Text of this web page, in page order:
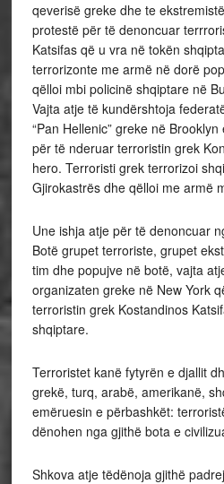
qeverisë greke dhe te
protestë për të denoncuar
Katsifas që u vra në tokën
terrorizonte me armë në dorë
qëlloi mbi policinë shqiptare në
Vajta atje të kundërshtoja
“Pan Hellenic” greke në
për të nderuar terroristin grek
hero. Terroristi grek terrorizoi
Gjirokastrës dhe qëlloi me armë
Une ishja atje për të denoncuar
Botë grupet terroriste, grupet
tim dhe popujve në botë, vajta
organizaten greke në New York
terroristin grek Kostandinos
shqiptare.
Terroristet kanë fytyrën e djallit
grekë, turq, arabë, amerikanë,
emëruesin e përbashkët:
dënohen nga gjithë bota e
Shkova atje tëdënoja gjithë